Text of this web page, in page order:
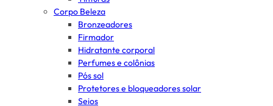
Corpo Beleza
Bronzeadores
Firmador
Hidratante corporal
Perfumes e colônias
Pós sol
Protetores e bloqueadores solar
Seios